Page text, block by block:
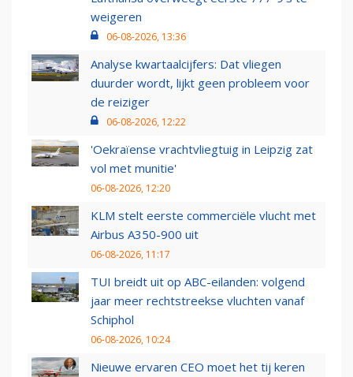
weigeren
06-08-2026, 13:36
Analyse kwartaalcijfers: Dat vliegen
duurder wordt, lijkt geen probleem voor
de reiziger
06-08-2026, 12:22
'Oekraïense vrachtvliegtuig in Leipzig zat
vol met munitie'
06-08-2026, 12:20
KLM stelt eerste commerciële vlucht met
Airbus A350-900 uit
06-08-2026, 11:17
TUI breidt uit op ABC-eilanden: volgend
jaar meer rechtstreekse vluchten vanaf
Schiphol
06-08-2026, 10:24
Nieuwe ervaren CEO moet het tij keren